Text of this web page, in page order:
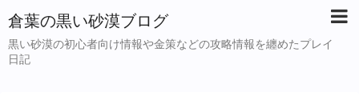
倉葉の黒い砂漠ブログ
黒い砂漠の初心者向け情報や金策などの攻略情報を纏めたプレイ
日記